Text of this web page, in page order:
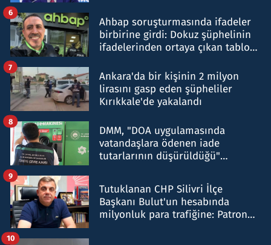
Ahbap soruşturmasında ifadeler
birbirine girdi: Dokuz şüphelinin
ifadelerinden ortaya çıkan tablo
6
Ankara'da bir kişinin 2 milyon
lirasını gasp eden şüpheliler
Kırıkkale'de yakalandı
7
DMM, "DOA uygulamasında
vatandaşlara ödenen iade
tutarlarının düşürüldüğü"
8
Tutuklanan CHP Silivri İlçe
Başkanı Bulut'un hesabında
milyonluk para trafiğine: Patron
9
10